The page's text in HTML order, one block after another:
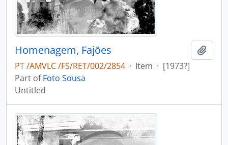
Homenagem, Fajões
PT /AMVLC /FS/RET/002/2854 · Item · [1973?]
Part ofFoto Sousa
Untitled